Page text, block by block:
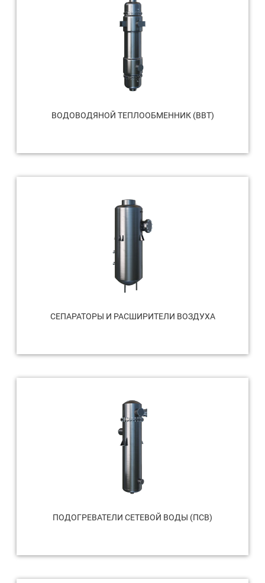
ВОДОВОДЯНОЙ ТЕПЛООБМЕННИК (ВВТ)
СЕПАРАТОРЫ И РАСШИРИТЕЛИ ВОЗДУХА
ПОДОГРЕВАТЕЛИ СЕТЕВОЙ ВОДЫ (ПСВ)